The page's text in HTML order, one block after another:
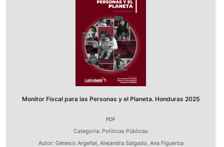
Monitor Fiscal para las Personas y el Planeta. Honduras 2025
PDF
Categoría: Políticas Públicas
Autor: Génesis Argeñal, Alejandra Salgado, Ana Figueroa